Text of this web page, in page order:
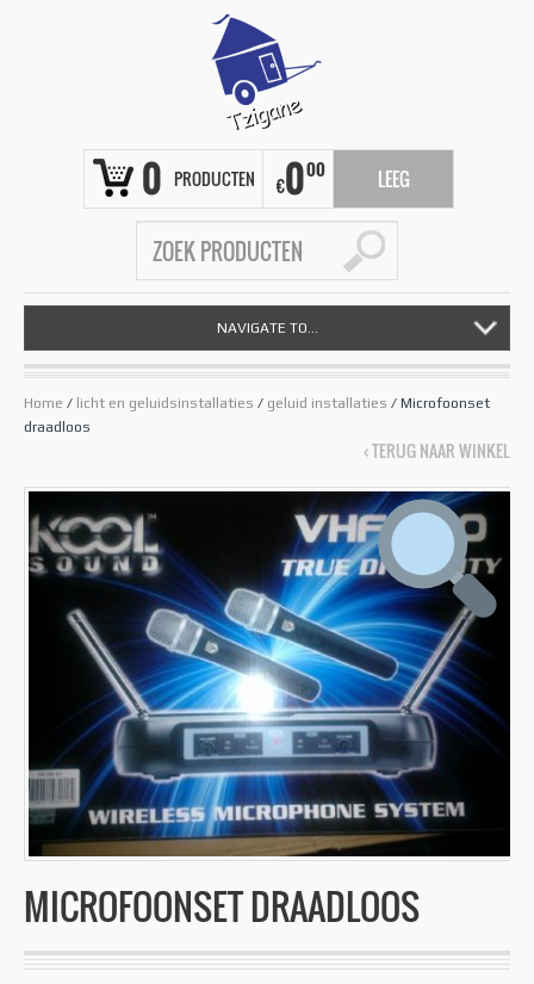
0 PRODUCTEN €000 LEEG
NAVIGATE TO...
Home / licht en geluidsinstallaties / geluid installaties / Microfoonset
draadloos
‹ TERUG NAAR WINKEL
MICROFOONSET DRAADLOOS